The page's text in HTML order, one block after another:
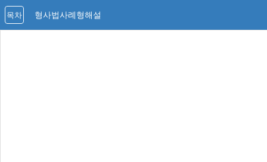
형사법사례형해설
목차